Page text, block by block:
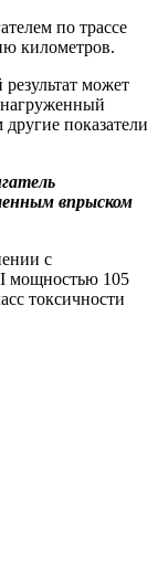
по трассе
километров.
может
нагруженный
показатели
впрыском
с
мощностью 105
токсичности